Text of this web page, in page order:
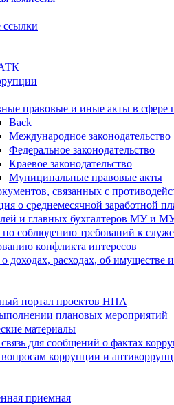
ссылки
правовые и иные акты в сфере
Back
Международное законодательство
Федеральное законодательство
Краевое законодательство
Муниципальные правовые акты
связанных с
о среднемесячной заработной
и главных бухгалтеров МУ и
по соблюдению требований к
конфликта интересов
доходах, расходах, об имуществе
портал проектов НПА
плановых мероприятий
материалы
для сообщений о фактах
коррупции и
приемная